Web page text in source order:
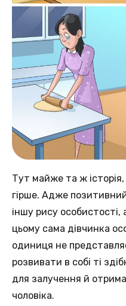
Тут майже та ж
гірше. Адже
іншу рису
цьому сама дівчинка
одиниця не
розвивати в собі ті
для залучення й
чоловіка.